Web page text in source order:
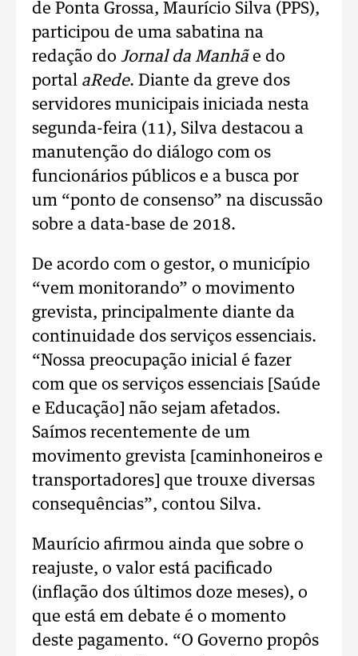
de Ponta Grossa, Maurício Silva (PPS),
participou de uma sabatina na
redação do Jornal da Manhã e do
portal aRede. Diante da greve dos
servidores municipais iniciada nesta
segunda-feira (11), Silva destacou a
manutenção do diálogo com os
funcionários públicos e a busca por
um “ponto de consenso” na discussão
sobre a data-base de 2018.
De acordo com o gestor, o município
“vem monitorando” o movimento
grevista, principalmente diante da
continuidade dos serviços essenciais.
“Nossa preocupação inicial é fazer
com que os serviços essenciais [Saúde
e Educação] não sejam afetados.
Saímos recentemente de um
movimento grevista [caminhoneiros e
transportadores] que trouxe diversas
consequências”, contou Silva.
Maurício afirmou ainda que sobre o
reajuste, o valor está pacificado
(inflação dos últimos doze meses), o
que está em debate é o momento
deste pagamento. “O Governo propôs